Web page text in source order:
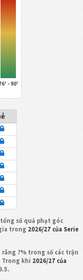
- 90'
số quả phạt góc
trong 2026/27 của Serie
rằng ?% trong số các trận
Trong khi 2026/27 của